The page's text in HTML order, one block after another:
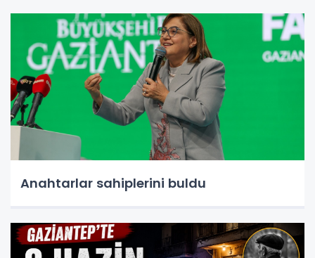
Anahtarlar sahiplerini buldu